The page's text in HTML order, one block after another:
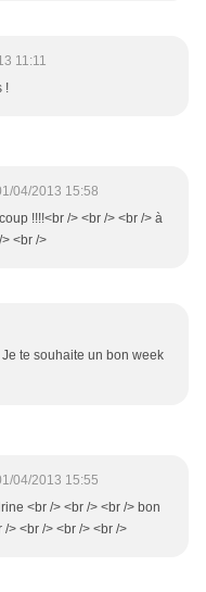
11:11
!
04/2013 15:58
!!!!<br /> <br /> <br /> à
<br />
te souhaite un bon week
04/2013 15:55
<br /> <br /> <br /> bon
> <br /> <br /> <br />